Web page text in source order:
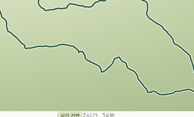
시간 기반 2시간 14분